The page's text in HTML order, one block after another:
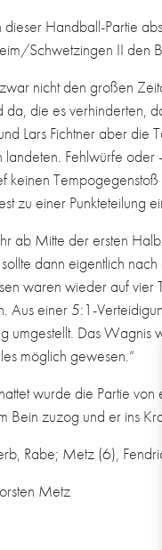
dieser Handball-Partie
Schwetzingen II den
nicht den großen
da, die es verhinderten,
Lars Fichtner aber die
landeten. Fehlwürfe
keinen
zu einer Punkteteilung
ab Mitte der ersten
sollte dann eigentlich
waren wieder auf
Aus einer 5:1-
umgestellt. Das Wagnis
möglich gewesen.“
wurde die Partie
Bein zuzog und er ins
Rabe; Metz (6),
Metz